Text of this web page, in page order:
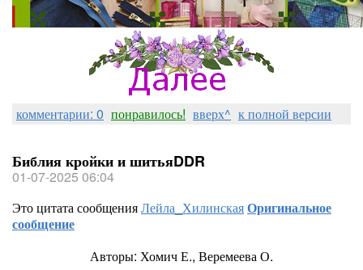
комментарии: 0 понравилось! вверх^ к полной версии
Библия кройки и шитьяDDR
01-07-2025 06:04
Это цитата сообщенияЛейла_ХилинскаяОригинальное
сообщение
Авторы: Хомич Е., Веремеева О.